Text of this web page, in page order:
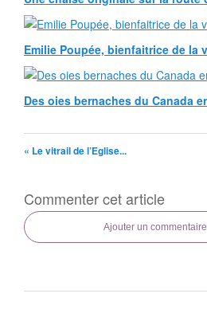
Emilie Poupée, bienfaitrice de la
Des oies bernaches du Canada
« Le vitrail de l’Eglise...
Commenter cet article
Ajouter un commentaire